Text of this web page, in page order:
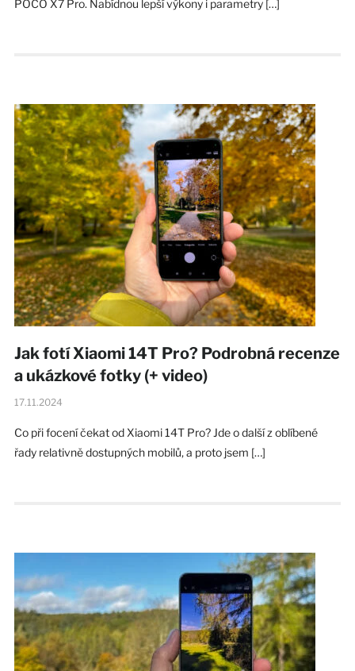
POCO X7 Pro. Nabídnou lepší výkony i parametry […]
Jak fotí Xiaomi 14T Pro? Podrobná recenze
a ukázkové fotky (+ video)
17.11.2024
Co při focení čekat od Xiaomi 14T Pro? Jde o další z oblíbené
řady relativně dostupných mobilů, a proto jsem […]